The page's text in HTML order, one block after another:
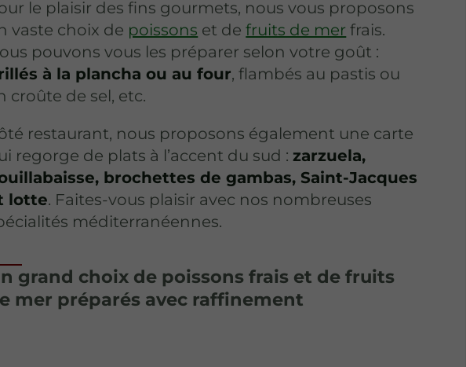
le plaisir des fins gourmets, nous vous proposons
vaste choix de poissons et defruits de mer frais.
pouvons vous les préparer selon votre goût :
à la plancha ou au four, flambés au pastis ou
croûte de sel, etc.
restaurant, nous proposons également une carte
regorge de plats à l’accent du sud :zarzuela,
brochettes de gambas, Saint-Jacques
lotte. Faites-vous plaisir avec nos nombreuses
méditerranéennes.
grand choix de poissons frais et de fruits
mer préparés avec raffinement